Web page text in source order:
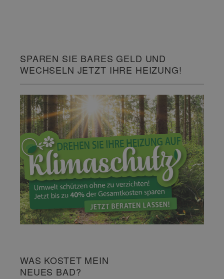
SPAREN SIE BARES GELD UND
WECHSELN JETZT IHRE HEIZUNG!
WAS KOSTET MEIN
NEUES BAD?